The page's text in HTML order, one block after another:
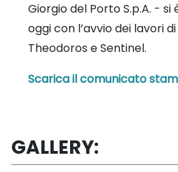
Giorgio del Porto S.p.A. -
oggi con l’avvio dei lavori
Theodoros e Sentinel.
Scarica il comunicato
GALLERY: